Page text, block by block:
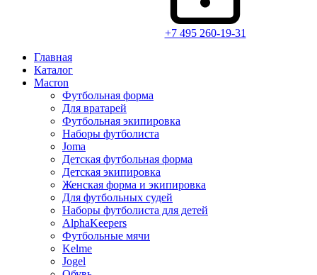
+7 495 260-19-31
Главная
Каталог
Macron
Футбольная форма
Для вратарей
Футбольная экипировка
Наборы футболиста
Joma
Детская футбольная форма
Детская экипировка
Женская форма и экипировка
Для футбольных судей
Наборы футболиста для детей
AlphaKeepers
Футбольные мячи
Kelme
Jogel